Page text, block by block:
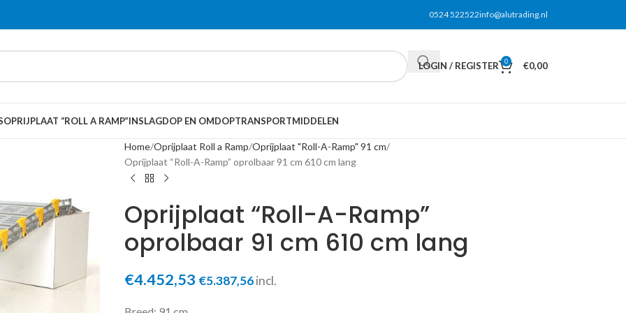
0524 522522info@alutrading.nl
LOGIN / REGISTER 0 €0,00
OPRIJPLAAT “ROLL A RAMP”INSLAGDOP EN OMDOPTRANSPORTMIDDELEN
Home Oprijplaat Roll a Ramp Oprijplaat "Roll-A-Ramp" 91 cm
Oprijplaat “Roll-A-Ramp” oprolbaar 91 cm 610 cm lang
Oprijplaat “Roll-A-Ramp”
oprolbaar 91 cm 610 cm lang
€4.452,53 €5.387,56incl.